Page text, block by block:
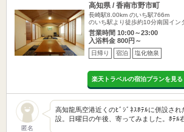
高知県 / 香南市野市町
長崎駅8.00km のいち駅766m
のいち駅より徒歩約10分南国イン
営業時間 10:00～23:00
入浴料金 800円～
日帰り 宿泊 塩化物泉
楽天トラベルの宿泊プランを見る
匿名
高知龍馬空港近くのﾋﾞｼﾞﾈｽﾎﾃﾙに併設さ
設。日曜日の午後、寄ってみました。ﾎﾃﾙ